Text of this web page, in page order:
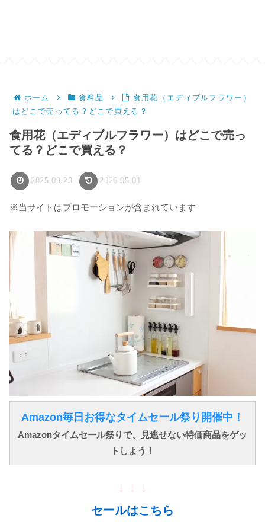
ホーム 食料品
食用花（エディブルフラワー）
はどこで売ってる？どこで買える？
食用花（エディブルフラワー）はどこで売っ
てる？どこで買える？
2025.09.23 2026.05.01
※当サイトはプロモーションが含まれています
Amazon毎日お得なタイムセール祭り開催中！
Amazonタイムセール祭りで、見逃せない特価商品をゲッ
トしよう！
↓ ↓ ↓
セールはこちら